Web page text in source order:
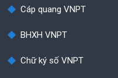
Cáp quang VNPT
BHXH VNPT
Chữ ký số VNPT